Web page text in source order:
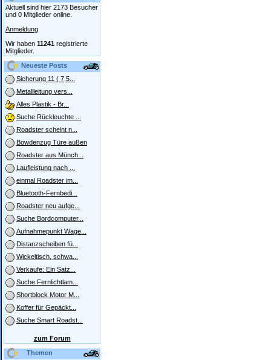
Aktuell sind hier 2173 Besucher
und 0 Mitglieder online.
Anmeldung
Wir haben 11241 registrierte
Mitglieder.
Neueste Posts
Sicherung 11 ( 7,5...
Metallleitung vers...
Alles Plastik - Br...
Suche Rückleuchte ...
Roadster scheint n...
Bowdenzug Türe außen
Roadster aus Münch...
Laufleistung nach ...
einmal Roadster im...
Bluetooth-Fernbedi...
Roadster neu aufge...
Suche Bordcomputer...
Aufnahmepunkt Wage...
Distanzscheiben fü...
Wickeltisch, schwa...
Verkaufe: Ein Satz...
Suche Fernlichtlam...
Shortblock Motor M...
Koffer für Gepäckt...
Suche Smart Roadst...
zum Forum
Themen